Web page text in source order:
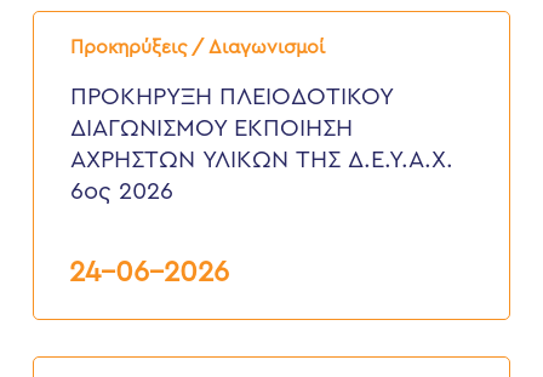
Προκηρύξεις / Διαγωνισμοί
ΠΡΟΚΗΡΥΞΗ
ΠΛΕΙΟΔΟΤΙΚΟΥ
ΕΚΠΟΙΗΣΗ
ΑΧΡΗΣΤΩΝ
ΥΛΙΚΩΝ
Δ.Ε.Υ.Α.Χ.
ΠΡΟΚΗΡΥΞΗ ΠΛΕΙΟΔΟΤΙΚΟΥ
ΔΙΑΓΩΝΙΣΜΟΥ ΕΚΠΟΙΗΣΗ
ΑΧΡΗΣΤΩΝ ΥΛΙΚΩΝ ΤΗΣ Δ.Ε.Υ.Α.Χ.
6ος 2026
24-06-2026
Προκήρυξη